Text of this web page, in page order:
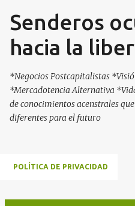
Ir al
Senderos
hacia la
*Negocios Postcapitalistas
*Mercadotencia Alternativa
de conocimientos acenstrales
diferentes para el futuro
POLÍTICA DE PRIVACIDAD